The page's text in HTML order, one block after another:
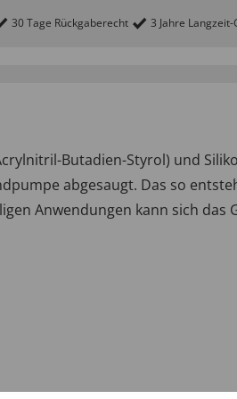
30 Tage Rückgaberecht 3 Jahre
Butadien-Styrol) und
abgesaugt. Das so
Anwendungen kann sich das